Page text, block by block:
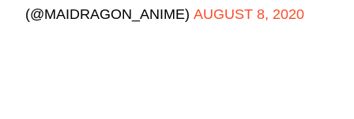
(@MAIDRAGON_ANIME)AUGUST 8, 2020